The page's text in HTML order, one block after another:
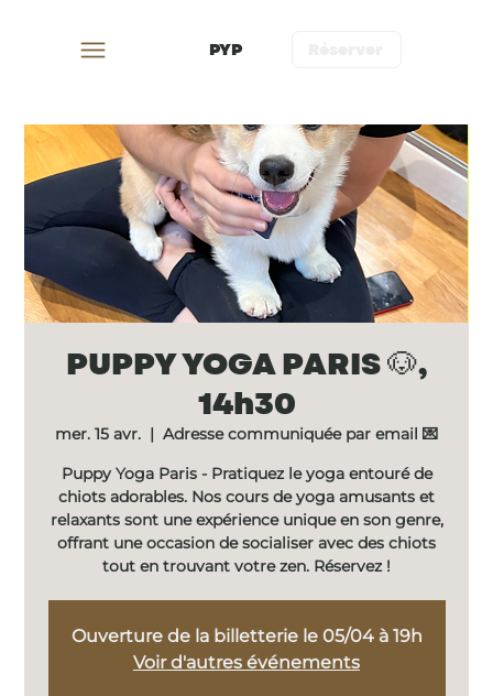
PYP
PUPPY YOGA PARIS 🐶,
14h30
mer. 15 avr.
  |
Adresse communiquée par email 💌
Puppy Yoga Paris - Pratiquez le yoga entouré de
chiots adorables. Nos cours de yoga amusants et
relaxants sont une expérience unique en son genre,
offrant une occasion de socialiser avec des chiots
tout en trouvant votre zen. Réservez !
Ouverture de la billetterie le 05/04 à 19h
Voir d'autres événements